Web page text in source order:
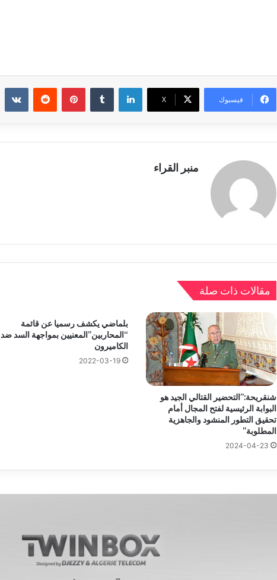
فيسبوك X
لينكدإن بينتيريست
منبر القراء
مقالات ذات صلة
شنقريحة:”التحضير القتالي الجيد هو
البوابة الرئيسية لفتح المجال أمام
تحقيق التطور المنشود والجاهزية
المطلوبة”
2024-04-23
بلماضي يكشف رسميا عن قائمة
“المحاربين”المعنيين بمواجهة السد ضد
الكاميرون
2022-03-19